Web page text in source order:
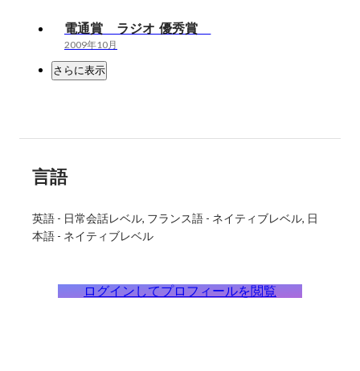
電通賞 ラジオ 優秀賞
2009年10月
さらに表示
言語
英語 - 日常会話レベル フランス語 - ネイティブレベル 日
本語 - ネイティブレベル
ログインしてプロフィールを閲覧